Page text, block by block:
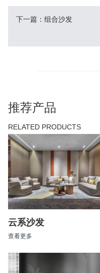
下一篇：组合沙发
推荐产品
RELATED PRODUCTS
云系沙发
查看更多